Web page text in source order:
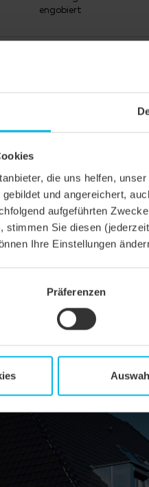
die uns helfen,
und angereichert,
aufgeführten
stimmen Sie diesen
Ihre Einstellungen
Präferenzen
engobiert
SONSTIGES
engobiert